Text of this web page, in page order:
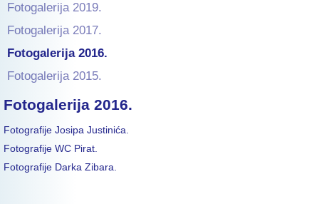
Fotogalerija 2019.
Fotogalerija 2017.
Fotogalerija 2016.
Fotogalerija 2015.
Fotogalerija 2016.
Fotografije Josipa Justinića.
Fotografije WC Pirat.
Fotografije Darka Zibara.